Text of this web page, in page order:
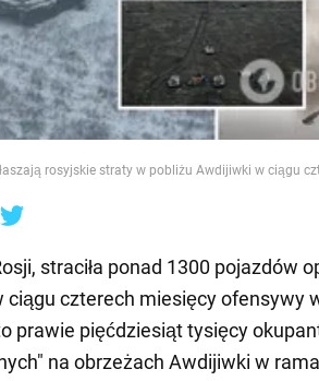
rosyjskie straty w pobliżu Awdijiwki w ciągu
straciła ponad 1300 pojazdów
ciągu czterech miesięcy ofensywy
prawie pięćdziesiąt tysięcy
na obrzeżach Awdijiwki w